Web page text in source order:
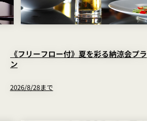
《フリーフロー付》夏を彩る納涼会プラ
ン
2026/8/28まで